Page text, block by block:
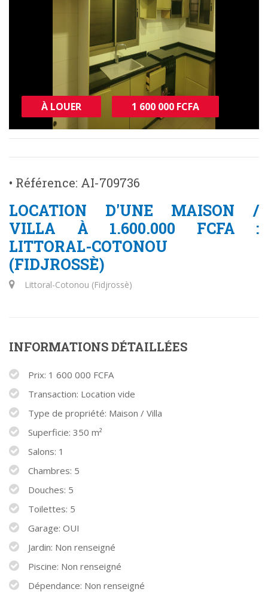
À LOUER 1 600 000 FCFA
• Référence: AI-709736
LOCATION D'UNE MAISON /
VILLA À 1.600.000 FCFA :
LITTORAL-COTONOU
(FIDJROSSÈ)
Littoral-Cotonou (Fidjrossè)
INFORMATIONS DÉTAILLÉES
Prix: 1 600 000 FCFA
Transaction: Location vide
Type de propriété: Maison / Villa
Superficie: 350 m²
Salons: 1
Chambres: 5
Douches: 5
Toilettes: 5
Garage: OUI
Jardin: Non renseigné
Piscine: Non renseigné
Dépendance: Non renseigné